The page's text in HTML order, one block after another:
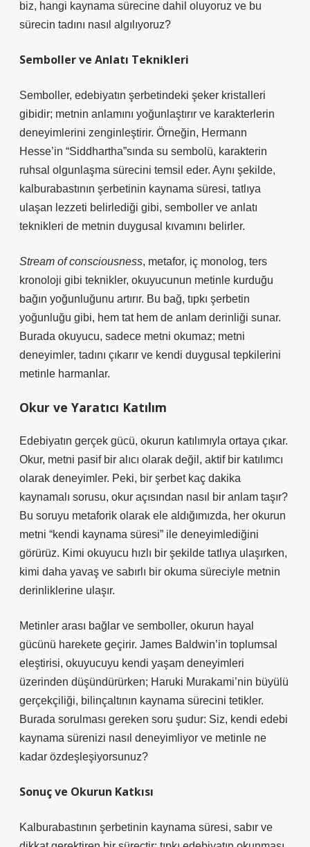
biz, hangi kaynama sürecine dahil oluyoruz ve bu
sürecin tadını nasıl algılıyoruz?
Semboller ve Anlatı Teknikleri
Semboller, edebiyatın şerbetindeki şeker kristalleri
gibidir; metnin anlamını yoğunlaştırır ve karakterlerin
deneyimlerini zenginleştirir. Örneğin, Hermann
Hesse’in “Siddhartha”sında su sembolü, karakterin
ruhsal olgunlaşma sürecini temsil eder. Aynı şekilde,
kalburabastının şerbetinin kaynama süresi, tatlıya
ulaşan lezzeti belirlediği gibi, semboller ve anlatı
teknikleri de metnin duygusal kıvamını belirler.
Stream of consciousness, metafor, iç monolog, ters
kronoloji gibi teknikler, okuyucunun metinle kurduğu
bağın yoğunluğunu artırır. Bu bağ, tıpkı şerbetin
yoğunluğu gibi, hem tat hem de anlam derinliği sunar.
Burada okuyucu, sadece metni okumaz; metni
deneyimler, tadını çıkarır ve kendi duygusal tepkilerini
metinle harmanlar.
Okur ve Yaratıcı Katılım
Edebiyatın gerçek gücü, okurun katılımıyla ortaya çıkar.
Okur, metni pasif bir alıcı olarak değil, aktif bir katılımcı
olarak deneyimler. Peki, bir şerbet kaç dakika
kaynamalı sorusu, okur açısından nasıl bir anlam taşır?
Bu soruyu metaforik olarak ele aldığımızda, her okurun
metni “kendi kaynama süresi” ile deneyimlediğini
görürüz. Kimi okuyucu hızlı bir şekilde tatlıya ulaşırken,
kimi daha yavaş ve sabırlı bir okuma süreciyle metnin
derinliklerine ulaşır.
Metinler arası bağlar ve semboller, okurun hayal
gücünü harekete geçirir. James Baldwin’in toplumsal
eleştirisi, okuyucuyu kendi yaşam deneyimleri
üzerinden düşündürürken; Haruki Murakami’nin büyülü
gerçekçiliği, bilinçaltının kaynama sürecini tetikler.
Burada sorulması gereken soru şudur: Siz, kendi edebi
kaynama sürenizi nasıl deneyimliyor ve metinle ne
kadar özdeşleşiyorsunuz?
Sonuç ve Okurun Katkısı
Kalburabastının şerbetinin kaynama süresi, sabır ve